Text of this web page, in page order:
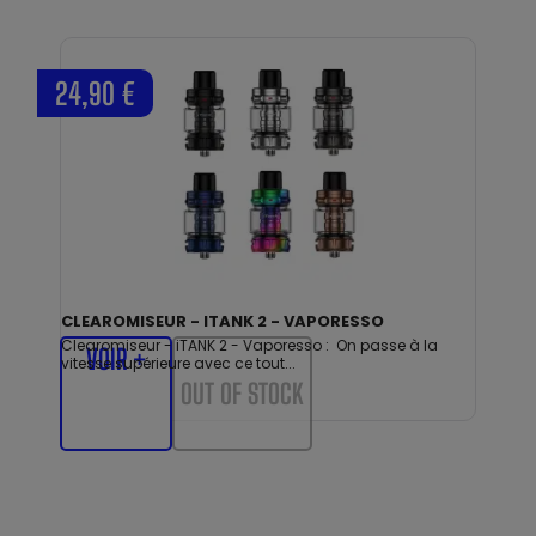
CLEAROMISEUR - ITANK 2 - VAPORESSO
Clearomiseur - iTANK 2 - Vaporesso : On passe à la
vitesse supérieure avec ce tout...
24,90 €
VOIR +
OUT OF STOCK